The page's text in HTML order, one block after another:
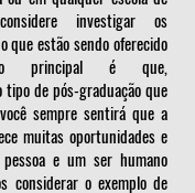
investigar os
que estão sendo oferecido
principal é que,
de pós-graduação que
sempre sentirá que a
muitas oportunidades e
e um ser humano
considerar o exemplo de